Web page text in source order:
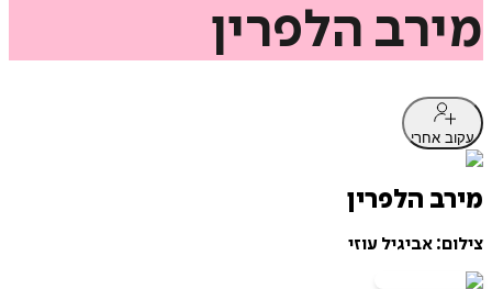
מירב הלפרין
עקוב אחרי
מירב הלפרין
צילום: אביגיל עוזי